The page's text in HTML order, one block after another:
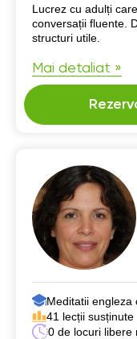
Despre mine
Lucrez cu adulți
conversații fluente.
structuri utile.
Mai detaliat »
Meditatii engleza
41 lecții susținute
0 de locuri libere